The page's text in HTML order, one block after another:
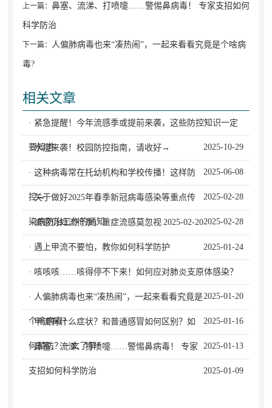
上一篇： 鼻塞、流涕、打喷嚏……警惕鼻病毒！ 专家支招如何
科学防治
下一篇： 人偏肺病毒也来“凑热闹”，一起来看看究竟是个啥病
毒?
相关文章
· 紧急提醒！今年流感季或提前来袭，这些防控知识一定
要知道 2025-10-29
· 水痘来袭！校园防控指南，请收好→
2025-06-08
· 这种病毒常在托幼机构和学校传播！这样防
控→ 2025-02-28
· 关于做好2025年春季新冠病毒感染等重点传
染病防治工作的通知 2025-02-28
· 流感仍处流行季，重症流感莫忽视 2025-02-20
· 遇上甲流不要怕，教你如何科学防护 2025-01-24
· 咳咳咳……咳得停不下来！如何应对肺炎支原体感染？
2025-01-20
· 人偏肺病毒也来“凑热闹”，一起来看看究竟是
个啥病毒? 2025-01-16
· 甲流有什么症状？和普通感冒如何区别？如
何预防？一文了解！ 2025-01-13
· 鼻塞、流涕、打喷嚏……警惕鼻病毒！ 专家
支招如何科学防治 2025-01-09